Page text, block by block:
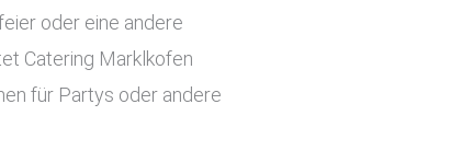
oder eine andere
Catering Marklkofen
für Partys oder andere